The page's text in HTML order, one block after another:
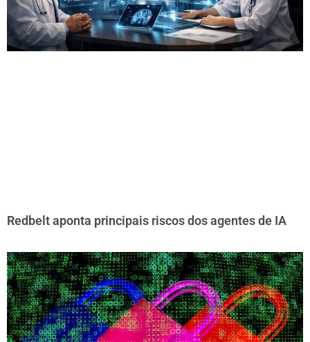
Redbelt aponta principais riscos dos agentes de IA